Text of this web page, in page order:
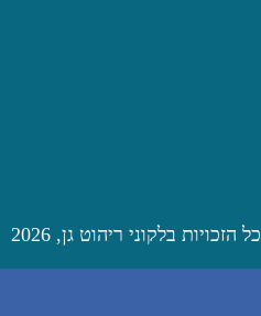
כל הזכויות בלקוני ריהוט גן, 2026